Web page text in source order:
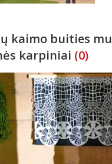
kaimo buities
karpiniai (0)